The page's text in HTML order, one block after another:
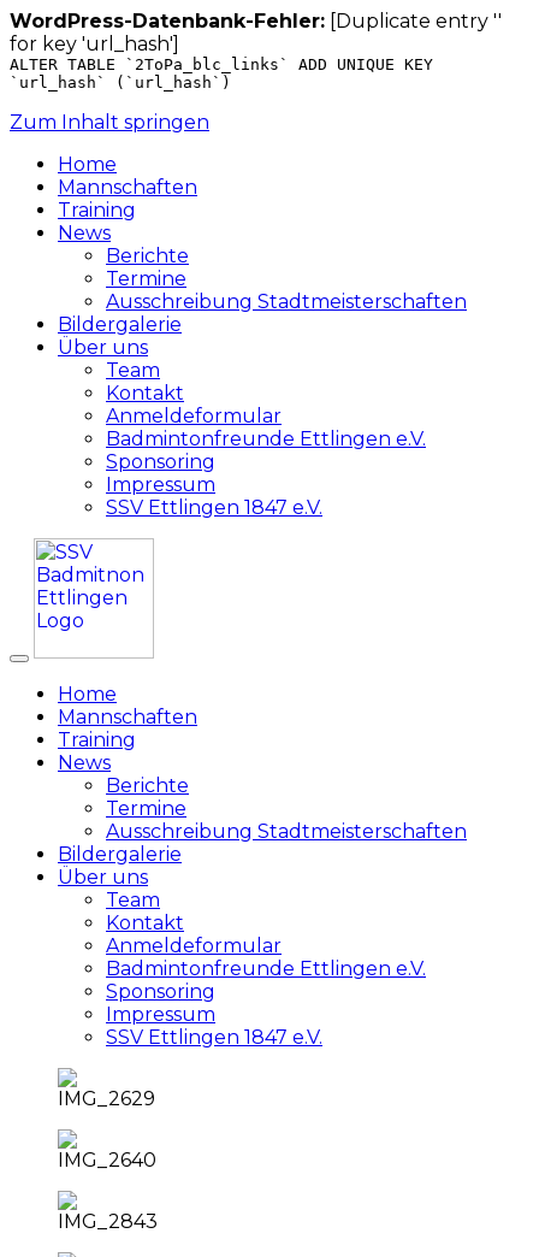
WordPress-Datenbank-Fehler: [Duplicate entry ''
for key 'url_hash']
ALTER TABLE `2ToPa_blc_links` ADD UNIQUE KEY
`url_hash` (`url_hash`)
Zum Inhalt springen
Home
Mannschaften
Training
News
Berichte
Termine
Ausschreibung Stadtmeisterschaften
Bildergalerie
Über uns
Team
Kontakt
Anmeldeformular
Badmintonfreunde Ettlingen e.V.
Sponsoring
Impressum
SSV Ettlingen 1847 e.V.
Home
Mannschaften
Training
News
Berichte
Termine
Ausschreibung Stadtmeisterschaften
Bildergalerie
Über uns
Team
Kontakt
Anmeldeformular
Badmintonfreunde Ettlingen e.V.
Sponsoring
Impressum
SSV Ettlingen 1847 e.V.